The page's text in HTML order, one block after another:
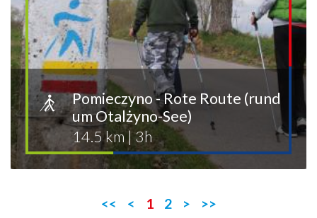
Pomieczyno - Rote Route (rund
um Otalżyno-See)
14.5 km |3h
<< < 1 2 > >>